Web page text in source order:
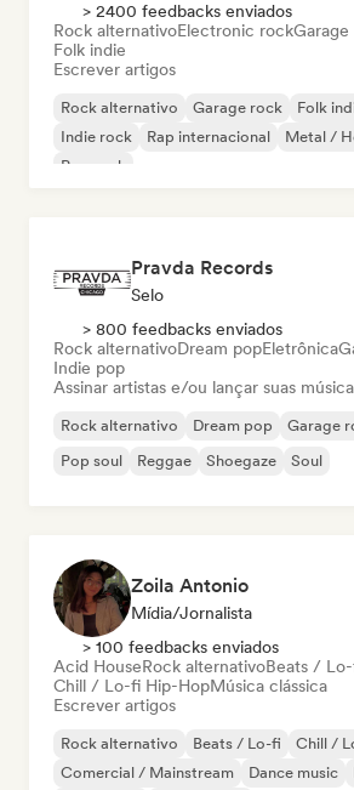
> 2400 feedbacks enviados
Rock alternativoElectronic rock
Folk indie
Escrever artigos
Rock alternativo Garage rock Folk
Indie rock
Rap internacional
Metal /
Pop rock
Pravda Records
Selo
> 800 feedbacks enviados
Rock alternativoDream popEletrônica
Indie pop
Assinar artistas e/ou lançar suas
Rock alternativo Dream pop Garage
Pop soul
Reggae Shoegaze Soul
Zoila Antonio
Mídia/Jornalista
> 100 feedbacks enviados
Acid HouseRock alternativoBeats /
Chill / Lo-fi Hip-HopMúsica clássica
Escrever artigos
Rock alternativo Beats / Lo-fi
Chill /
Comercial / Mainstream
Dance music